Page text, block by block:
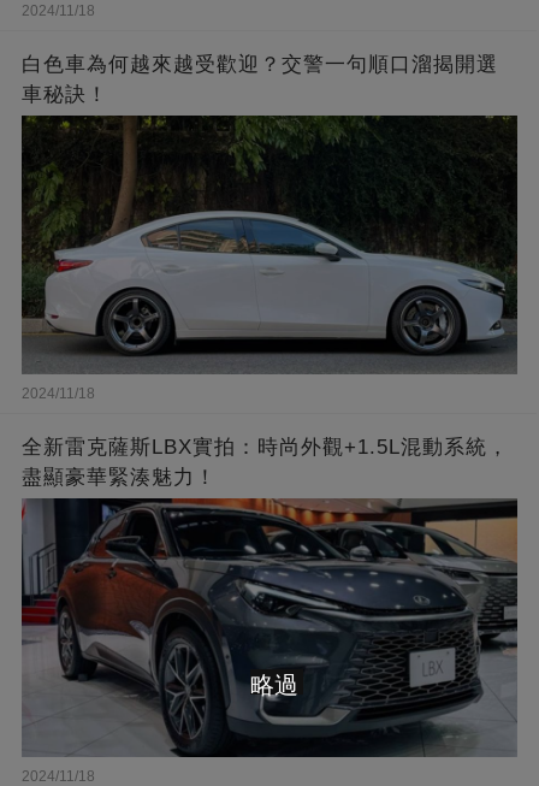
2024/11/18
白色車為何越來越受歡迎？交警一句順口溜揭開選
車秘訣！
2024/11/18
全新雷克薩斯LBX實拍：時尚外觀+1.5L混動系統，
盡顯豪華緊湊魅力！
2024/11/18
略過